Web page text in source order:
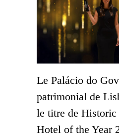
Le Palácio do
patrimonial de
le titre de
Hotel of the Year